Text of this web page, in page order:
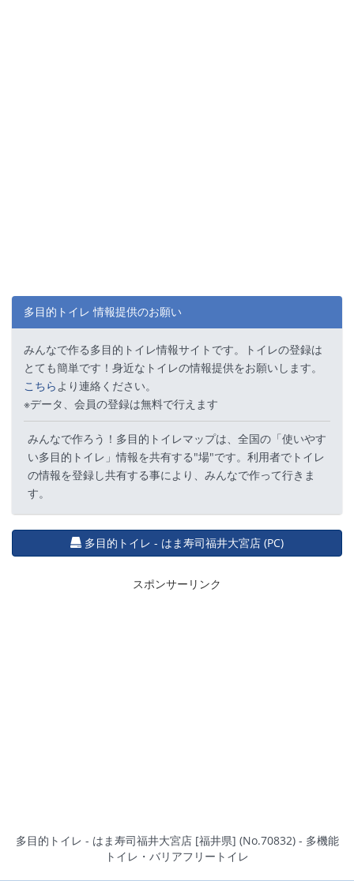
多目的トイレ 情報提供のお願い
みんなで作る多目的トイレ情報サイトです。トイレの登録は
とても簡単です！身近なトイレの情報提供をお願いします。
こちらより連絡ください。
※データ、会員の登録は無料で行えます
みんなで作ろう！多目的トイレマップは、全国の「使いやす
い多目的トイレ」情報を共有する"場"です。利用者でトイレ
の情報を登録し共有する事により、みんなで作って行きま
す。
多目的トイレ - はま寿司福井大宮店 (PC)
スポンサーリンク
多目的トイレ - はま寿司福井大宮店 [福井県] (No.70832) - 多機能
トイレ・バリアフリートイレ